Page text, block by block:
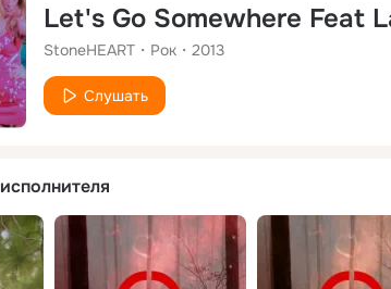
Let's Go Somewhere Feat
StoneHEART Рок 2013
Слушать